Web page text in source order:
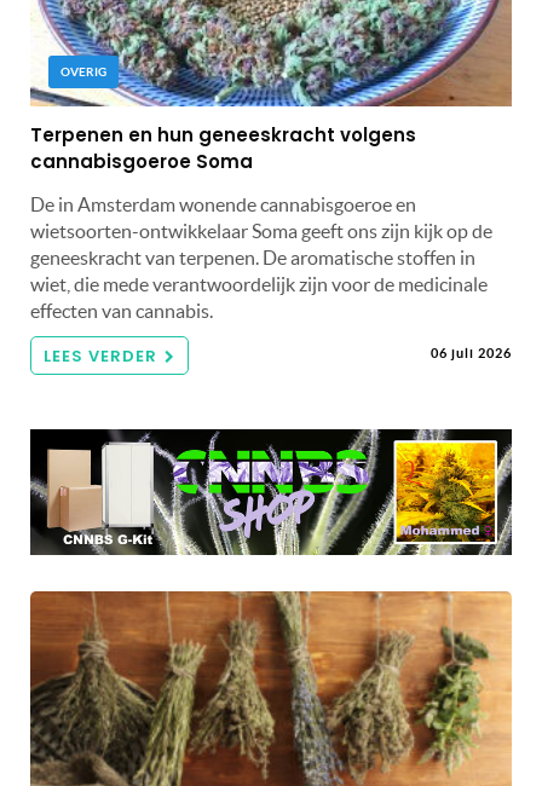
OVERIG
Terpenen en hun geneeskracht volgens
cannabisgoeroe Soma
De in Amsterdam wonende cannabisgoeroe en
wietsoorten-ontwikkelaar Soma geeft ons zijn kijk op de
geneeskracht van terpenen. De aromatische stoffen in
wiet, die mede verantwoordelijk zijn voor de medicinale
effecten van cannabis.
LEES VERDER 06 juli 2026